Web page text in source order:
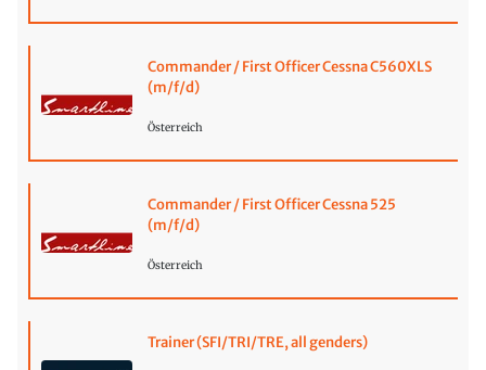
Commander / First Officer Cessna C560XLS
(m/f/d)
Österreich
Commander / First Officer Cessna 525
(m/f/d)
Österreich
Trainer (SFI/TRI/TRE, all genders)